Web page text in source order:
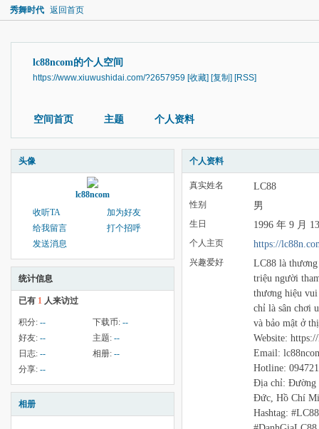
秀舞时代 返回首页
lc88ncom的个人空间
https://www.xiuwushidai.com/?2657959 [收藏] [复制] [RSS]
空间首页 主题 个人资料
头像
lc88ncom
收听TA
加为好友
给我留言
打个招呼
发送消息
统计信息
已有 1 人来访过
积分: -- 下载币: --
好友: -- 主题: --
日志: -- 相册: --
分享: --
相册
个人资料
真实姓名 LC88
性别 男
生日 1996 年 9 月
个人主页 https://
兴趣爱好
LC88 là
triệu người
thương hiệu
chỉ là sân chơi
và bảo mật ở
Website:
Email:
Hotline:
Địa chỉ: Đường
Đức, Hồ Chí
Hashtag: